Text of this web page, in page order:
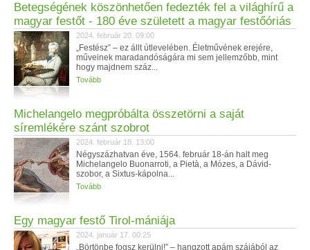
Betegségének köszönhetően fedezték fel a világhírű a
magyar festőt - 180 éve született a magyar festőóriás
2024. február 20. 09:00
„Festész” – ez állt útlevelében. Életművének erejére,
műveinek maradandóságára mi sem jellemzőbb, mint
hogy majdnem száz...
Tovább
Michelangelo megpróbálta összetörni a saját
síremlékére szánt szobrot
2024. február 18. 13:00
Négyszázhatvan éve, 1564. február 18-án halt meg
Michelangelo Buonarroti, a Pietà, a Mózes, a Dávid-
szobor, a Sixtus-kápolna...
Tovább
Egy magyar festő Tirol-mániája
2024. január 17. 00:25
„Börtönbe fogsz kerülni!” – hangzott apám szájából az